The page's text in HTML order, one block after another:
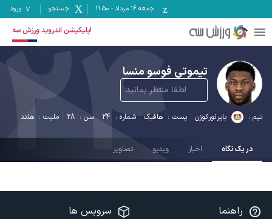
جمعه ۱۶ مرداد -
11:50 جستجو ورود
اپلیکیشن اندروید ورزش سه
تیموتی فوسو منسا
لطفا منتظر بمانید
تیم : بایرلورکوزن پست : هافبک شماره : 24 سن : 28 ملیت : هلند
24 در یک نگاه اخبار ویدیو تصاویر
راهنما سرویس ها